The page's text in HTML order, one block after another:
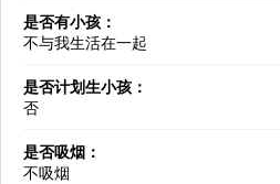
是否有小孩：
不与我生活在一起
是否计划生小孩：
否
是否吸烟：
不吸烟